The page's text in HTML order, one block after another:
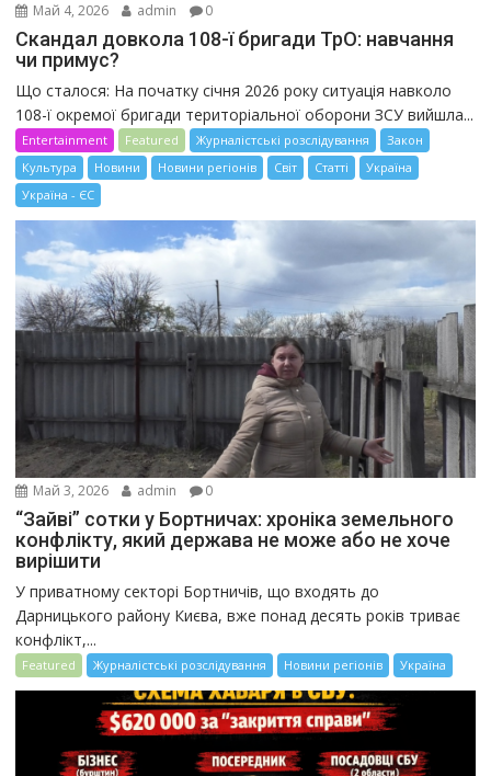
Май 4, 2026 admin 0
Скандал довкола 108-ї бригади ТрО: навчання
чи примус?
Що сталося: На початку січня 2026 року ситуація навколо
108-ї окремої бригади територіальної оборони ЗСУ вийшла...
Entertainment Featured Журналістські розслідування
Закон
Культура
Новини Новини регіонів Світ Статті
Україна
Україна - ЄС
Май 3, 2026 admin 0
“Зайві” сотки у Бортничах: хроніка земельного
конфлікту, який держава не може або не хоче
вирішити
У приватному секторі Бортничів, що входять до
Дарницького району Києва, вже понад десять років триває
конфлікт,...
Featured Журналістські розслідування Новини регіонів Україна